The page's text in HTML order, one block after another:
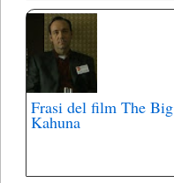
Frasi del film The Big
Kahuna